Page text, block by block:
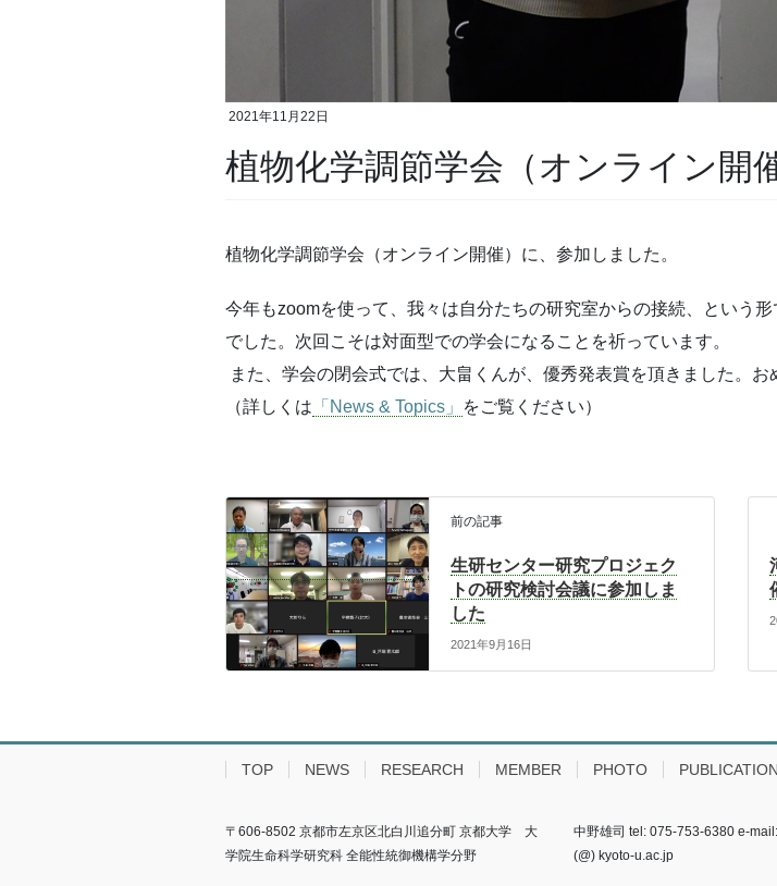
2021年11月22日
植物化学調節学会（オンライン開
植物化学調節学会（オンライン開催）に、参加しました。
今年もzoomを使って、我々は自分たちの研究室からの接続、という
でした。次回こそは対面型での学会になることを祈っています。
また、学会の閉会式では、大畠くんが、優秀発表賞を頂きました。お
（詳しくは 「News & Topics」 をご覧ください）
前の記事
生研センター研究プロジェク
トの研究検討会議に参加しま
した
2021年9月16日
TOP NEWS RESEARCH MEMBER PHOTO PUBLICATION
〒606-8502 京都市左京区北白川追分町 京都大学 大
学院生命科学研究科 全能性統御機構学分野
中野雄司 tel: 075-753-6380 e-
(@) kyoto-u.ac.jp